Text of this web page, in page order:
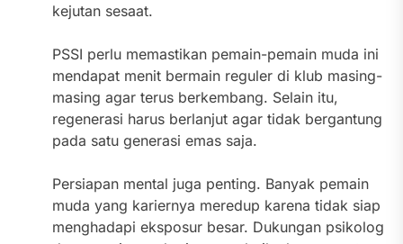
kejutan sesaat.
PSSI perlu memastikan pemain-pemain muda ini
mendapat menit bermain reguler di klub masing-
masing agar terus berkembang. Selain itu,
regenerasi harus berlanjut agar tidak bergantung
pada satu generasi emas saja.
Persiapan mental juga penting. Banyak pemain
muda yang kariernya meredup karena tidak siap
menghadapi eksposur besar. Dukungan psikolog